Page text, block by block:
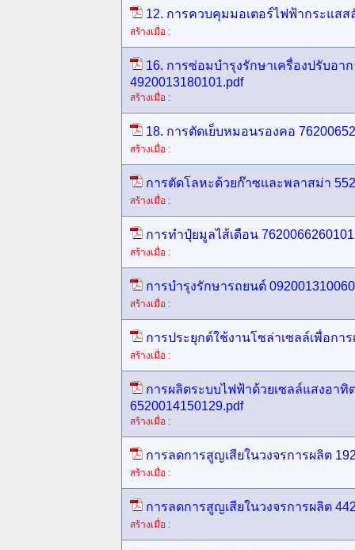
12. การควบคุมมอเตอร์ไฟฟ้ากระแสส
สร้างเมื่อ :
16. การซ่อมบำรุงรักษาเครื่องปรับอา
4920013180101.pdf
สร้างเมื่อ :
18. การตัดเย็บหมอนรองคอ
สร้างเมื่อ :
การตัดโลหะด้วยก๊าซและพลาสม่า
สร้างเมื่อ :
การทำปุ๋ยมูลไส้เดือน
สร้างเมื่อ :
การบำรุงรักษารถยนต์
สร้างเมื่อ :
การประยุกต์ใช้งานโซล่าเซลล์เพื่อการ
สร้างเมื่อ :
การผลิตระบบไฟฟ้าด้วยเซลล์แสงอาทิ
6520014150129.pdf
สร้างเมื่อ :
การลดการสูญเสียในวงจรการผลิต
สร้างเมื่อ :
การลดการสูญเสียในวงจรการผลิต
สร้างเมื่อ :